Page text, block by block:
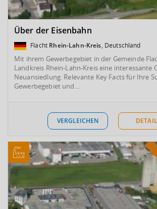
Über der Eisenbahn
Flacht Rhein-Lahn-Kreis, Deutschland
Mit ihrem Gewerbegebiet in der Gemeinde
Landkreis Rhein-Lahn-Kreis eine interessante
Neuansiedlung. Relevante Key Facts für Ihre
Gewerbegebiet und...
VERGLEICHEN